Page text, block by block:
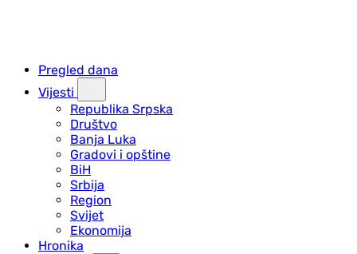
Pregled dana
Vijesti
Republika Srpska
Društvo
Banja Luka
Gradovi i opštine
BiH
Srbija
Region
Svijet
Ekonomija
Hronika